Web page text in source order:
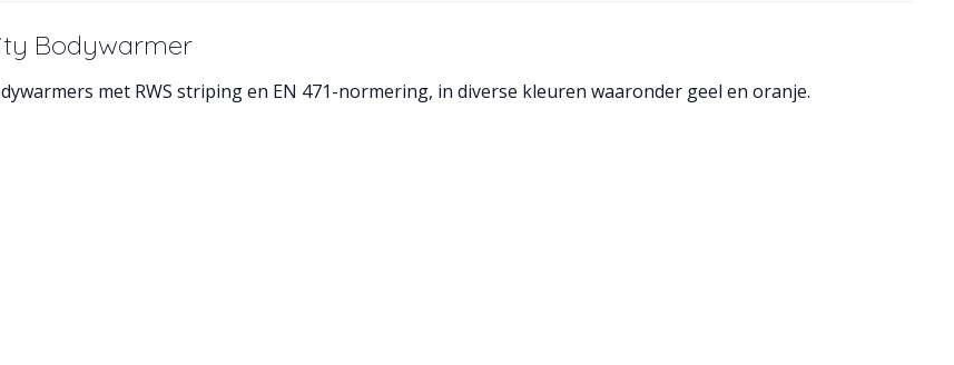
Bodywarmer
met RWS striping en EN 471-normering, in diverse kleuren waaronder geel en oranje.